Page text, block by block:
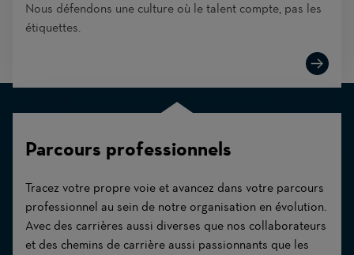
Nous défendons une culture où le talent compte, pas les
étiquettes.
Parcours professionnels
Tracez votre propre voie et avancez dans votre parcours
professionnel au sein de notre organisation en évolution.
Avec des carrières aussi diverses que nos collaborateurs
et des chemins de carrière aussi passionnants que les